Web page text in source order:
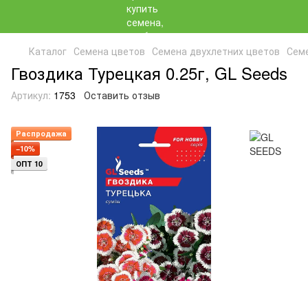
Каталог Семена цветов Семена двухлетних цветов
Гвоздика Турецкая 0.25г, GL Seeds
Артикул: 1753 Оставить отзыв
Распродажа
−10%
ОПТ 10